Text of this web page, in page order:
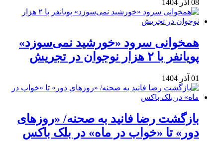
08 آذر 1404
همخوانی سرود «خورشید نمی‌سوزد»
پویانفر با ۲ هزار نوجوان در تجریش
01 آذر 1404
بازگشت رضا فانید به صحنه/ «روزهای
دور» تا «خواب در ماه» در بلک باکس